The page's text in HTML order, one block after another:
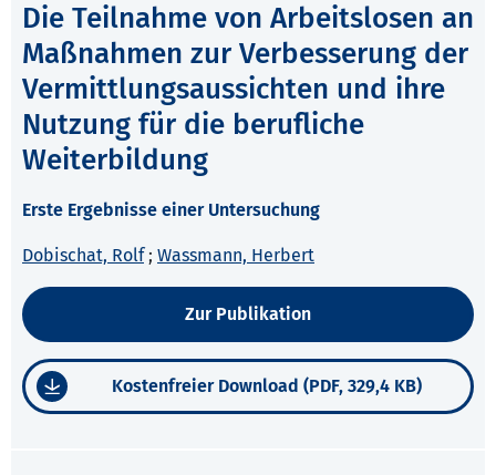
Die Teilnahme von Arbeitslosen an
Maßnahmen zur Verbesserung der
Vermittlungsaussichten und ihre
Nutzung für die berufliche
Weiterbildung
Erste Ergebnisse einer Untersuchung
Dobischat, Rolf; Wassmann, Herbert
Zur Publikation
Kostenfreier Download (PDF, 329,4 KB)